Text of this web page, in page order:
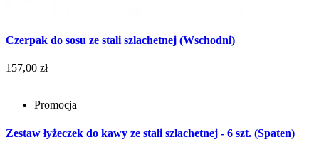
Czerpak do sosu ze stali szlachetnej (Wschodni)
157,00 zł
Promocja
Zestaw łyżeczek do kawy ze stali szlachetnej - 6 szt. (Spaten)